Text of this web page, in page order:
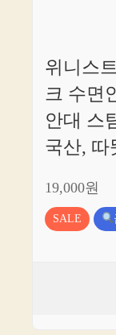
위니스
크 수면
안대 스
국산, 따
19,000원
SALE